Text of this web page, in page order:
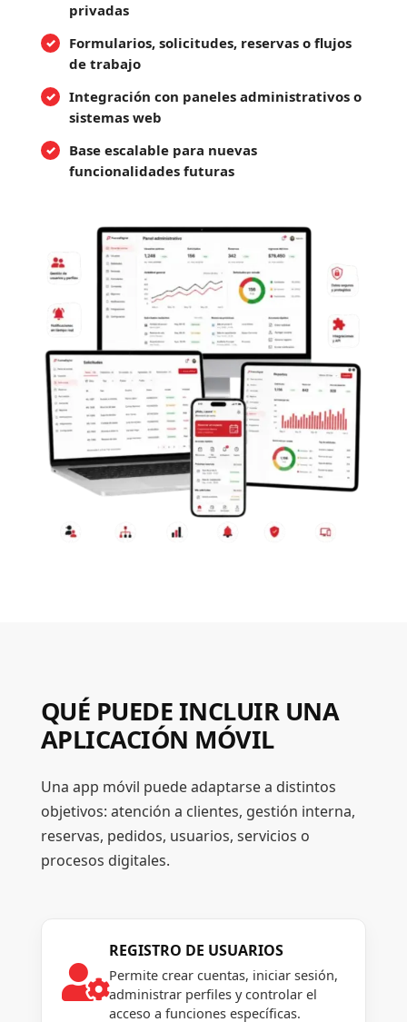
privadas
Formularios, solicitudes, reservas o flujos
de trabajo
Integración con paneles administrativos o
sistemas web
Base escalable para nuevas
funcionalidades futuras
QUÉ PUEDE INCLUIR UNA
APLICACIÓN MÓVIL
Una app móvil puede adaptarse a distintos
objetivos: atención a clientes, gestión interna,
reservas, pedidos, usuarios, servicios o
procesos digitales.

REGISTRO DE USUARIOS
Permite crear cuentas, iniciar sesión,
administrar perfiles y controlar el
acceso a funciones específicas.